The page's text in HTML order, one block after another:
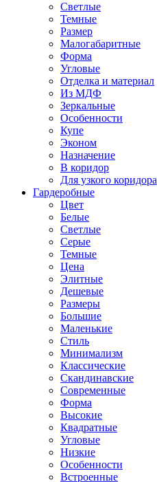
Светлые
Темные
Размер
Малогабаритные
Форма
Угловые
Отделка и материал
Из МДФ
Зеркальные
Особенности
Купе
Эконом
Назначение
В коридор
Для узкого коридора
Гардеробные
Цвет
Белые
Светлые
Серые
Темные
Цена
Элитные
Дешевые
Размеры
Большие
Маленькие
Стиль
Минимализм
Классические
Скандинавские
Современные
Форма
Высокие
Квадратные
Угловые
Низкие
Особенности
Встроенные